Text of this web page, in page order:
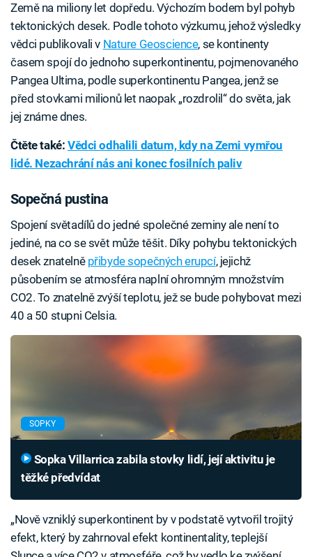
Země na miliony let dopředu. Výchozím bodem byl pohyb
tektonických desek. Podle tohoto výzkumu, jehož výsledky
vědci publikovali v Nature Geoscience, se kontinenty
časem spojí do jednoho superkontinentu, pojmenovaného
Pangea Ultima, podle superkontinentu Pangea, jenž se
před stovkami milionů let naopak „rozdrolil“ do světa, jak
jej známe dnes.
Čtěte také: Vědci odhalili datum, kdy na Zemi vymřou
lidé. Nezachrání nás ani konec fosilních paliv
Sopečná pustina
Spojení světadílů do jedné společné zeminy ale není to
jediné, na co se svět může těšit. Díky pohybu tektonických
desek znatelně přibyde sopečných erupcí, jejichž
působením se atmosféra naplní ohromným množstvím
CO2. To znatelně zvýší teplotu, jež se bude pohybovat mezi
40 a 50 stupni Celsia.
SOPKY
těžké předvídat
„Nově vzniklý superkontinent by v podstatě vytvořil trojitý
efekt, který by zahrnoval efekt kontinentality, teplejší